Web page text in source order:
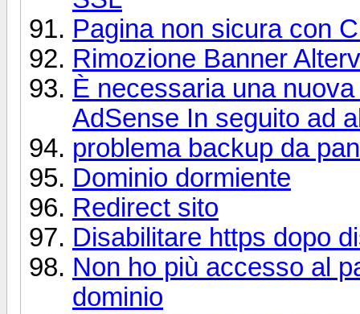
Pagina non sicura con
Rimozione Banner
È necessaria una
AdSense In seguito ad
problema backup da
Dominio dormiente
Redirect sito
Disabilitare https dopo
Non ho più accesso al
dominio